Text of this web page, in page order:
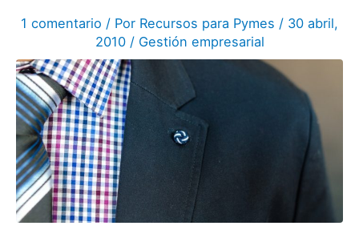
1 comentario / Por Recursos para Pymes / 30 abril,
2010 / Gestión empresarial